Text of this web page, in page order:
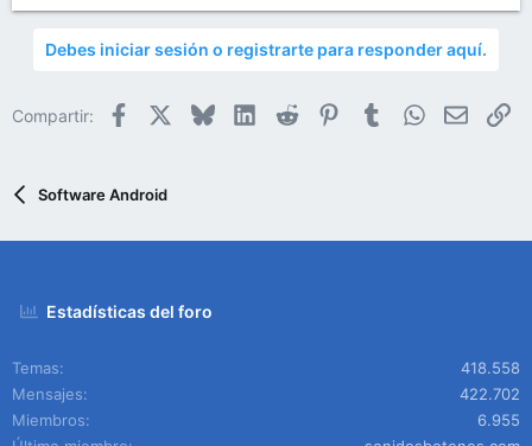
Debes iniciar sesión o registrarte para responder aquí.
Compartir: Facebook BlueskyLinkedIn
Reddit PinterestTumblrWhatsApp
Email
Software Android
Estadísticas del foro
Temas
418.558
Mensajes
422.702
Miembros
6.955